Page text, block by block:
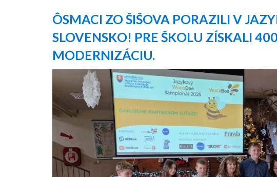
ÔSMACI ZO ŠIŠOVA PORAZILI V
SLOVENSKO! PRE ŠKOLU ZÍSKALI
MODERNIZÁCIU.